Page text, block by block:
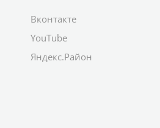
Вконтакте
YouTube
Яндекс.Район